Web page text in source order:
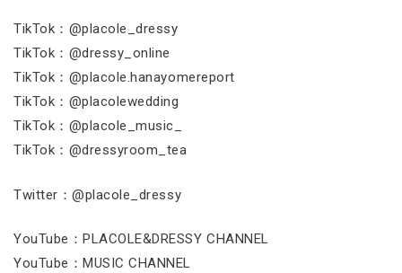
TikTok：@placole_dressy
TikTok：@dressy_online
TikTok：@placole.hanayomereport
TikTok：@placolewedding
TikTok：@placole_music_
TikTok：@dressyroom_tea
Twitter：@placole_dressy
YouTube：PLACOLE&DRESSY CHANNEL
YouTube：MUSIC CHANNEL